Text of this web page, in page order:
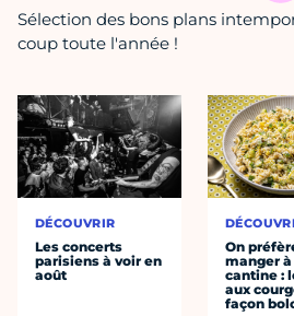
Sélection des bons plans
coup toute l'année !
DÉCOUVRIR
Les concerts
parisiens à voir en
août
On
manger à
cantine :
aux
façon